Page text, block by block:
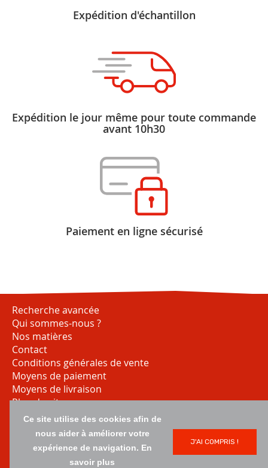
Ce site utilise des cookies afin de
nous aider à améliorer votre
expérience de navigation. En
savoir plus
J'AI COMPRIS !
Expédition d'échantillon
Expédition le jour même pour toute commande
avant 10h30
Paiement en ligne sécurisé
Recherche avancée
Qui sommes-nous ?
Nos matières
Contact
Conditions générales de vente
Moyens de paiement
Moyens de livraison
Plan du site